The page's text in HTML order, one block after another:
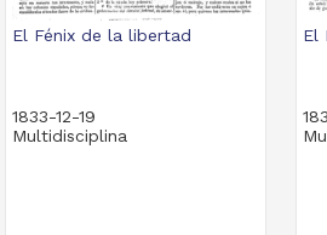
El Fénix de la libertad
1833-12-19
Multidisciplina
El